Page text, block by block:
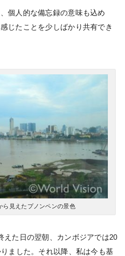
個人的な備忘録の意味も込め
じたことを少しばかり共有でき
ら見えたプノンペンの景色
えた日の翌朝、カンボジアでは20
ました。それ以降、私は今も基